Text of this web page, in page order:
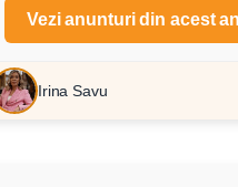
Vezi anunturi din acest
Irina Savu